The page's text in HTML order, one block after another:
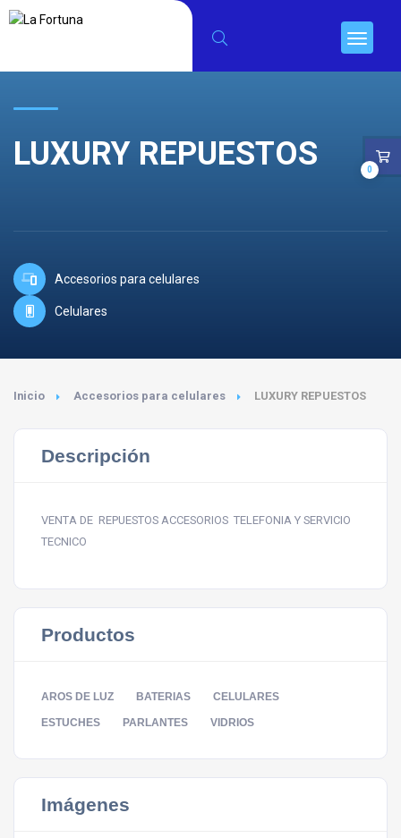
LUXURY REPUESTOS
Accesorios para celulares
Celulares
Inicio Accesorios para celulares LUXURY REPUESTOS
Descripción
VENTA DE REPUESTOS ACCESORIOS TELEFONIA Y SERVICIO
TECNICO
Productos
AROS DE LUZ BATERIAS CELULARES
ESTUCHES PARLANTES VIDRIOS
Imágenes
0